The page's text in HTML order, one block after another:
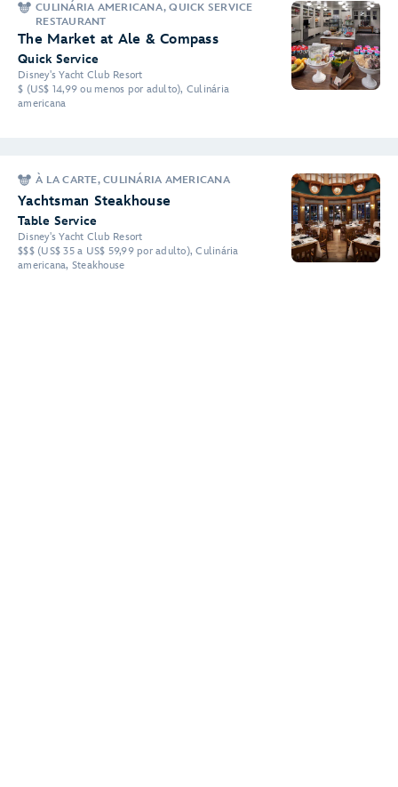
CULINÁRIA AMERICANA, QUICK SERVICE
RESTAURANT
The Market at Ale & Compass
Quick Service
Disney's Yacht Club Resort
$ (US$ 14,99 ou menos por adulto), Culinária
americana
À LA CARTE, CULINÁRIA AMERICANA
Yachtsman Steakhouse
Table Service
Disney's Yacht Club Resort
$$$ (US$ 35 a US$ 59,99 por adulto), Culinária
americana, Steakhouse